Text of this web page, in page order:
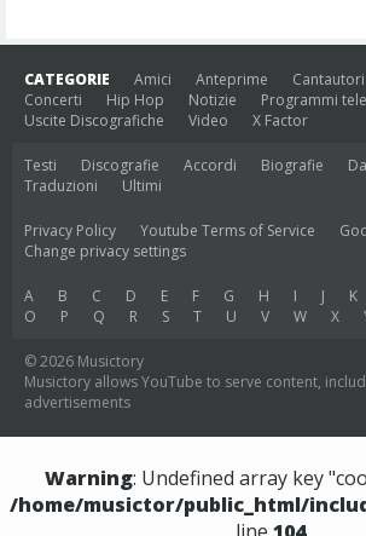
CATEGORIE Amici Anteprime Cantautori
Concerti
Hip Hop Notizie
Programmi
Uscite Discografiche
Video X Factor
Testi Discografie Accordi Biografie
Traduzioni
Ultimi
Privacy Policy Youtube Terms of Service
Change privacy settings
A B C D E F G H I J K
O
P Q R S T U V W X
© 2026 Musictory
Musictory allows YouTube to serve content,
advertisements
Warning: Undefined array key
/home/musictor/public_html/